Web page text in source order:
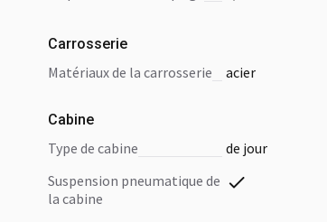
Carrosserie
matériaux de la carrosserie acier
Cabine
type de cabine
de jour
suspension pneumatique de
la cabine